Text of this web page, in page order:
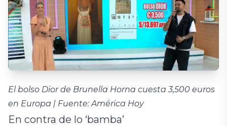
El bolso Dior de Brunella Horna cuesta 3,500 euros
en Europa | Fuente: América Hoy
En contra de lo ‘bamba’